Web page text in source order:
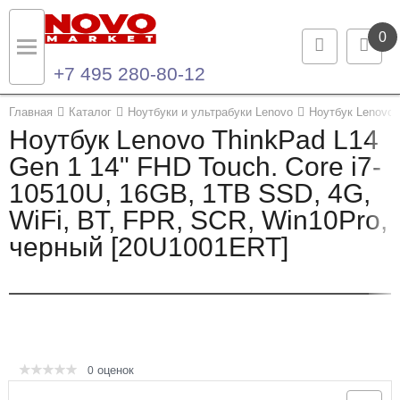
0
+7 495 280-80-12
Главная Каталог Ноутбуки и ультрабуки Lenovo Ноутбук
Ноутбук Lenovo ThinkPad L14
Gen 1 14" FHD Touch. Core i7-
10510U, 16GB, 1TB SSD, 4G,
WiFi, BT, FPR, SCR, Win10Pro,
черный [20U1001ERT]
0 оценок
Назад
Каталог продукции
Ноутбуки и ультрабуки
Компьютеры
Назад
Контакты
Контактная информация